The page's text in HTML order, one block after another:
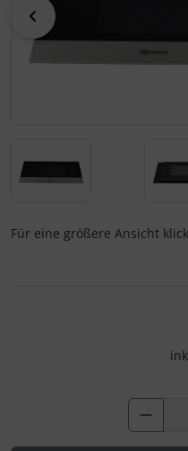
zurück
Für eine größere Ansicht